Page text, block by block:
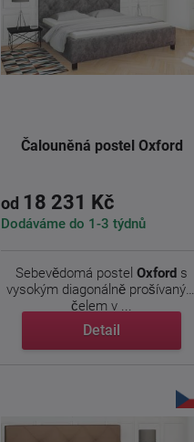
Čalouněná postel Oxford
od 18 231 Kč
Dodáváme do 1-3 týdnů
Sebevědomá postelOxford s
vysokým diagonálně prošívaným
čelem v ...
Detail